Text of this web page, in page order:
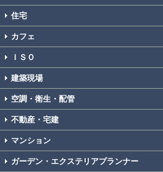
住宅
カフェ
ＩＳＯ
建築現場
空調・衛生・配管
不動産・宅建
マンション
ガーデン・エクステリアプランナー